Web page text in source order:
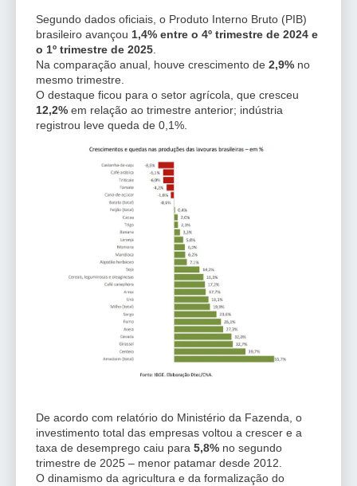
Segundo dados oficiais, o Produto Interno Bruto (PIB)
brasileiro avançou 1,4% entre o 4º trimestre de 2024 e
o 1º trimestre de 2025
Na comparação anual, houve crescimento de 2,9% no
mesmo trimestre.
O destaque ficou para o setor agrícola, que cresceu
12,2% em relação ao trimestre anterior; indústria
registrou leve queda de 0,1%.
De acordo com relatório do Ministério da Fazenda, o
investimento total das empresas voltou a crescer e a
taxa de desemprego caiu para 5,8% no segundo
trimestre de 2025 – menor patamar desde 2012.
O dinamismo da agricultura e da formalização do